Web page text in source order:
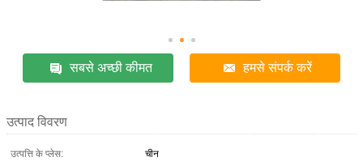
सबसे अच्छी कीमत हमसे संपर्क करें
उत्पाद विवरण
उत्पत्ति के प्लेस:
चीन